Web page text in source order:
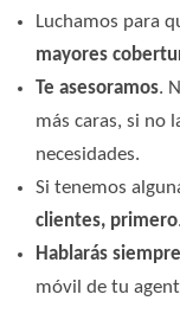
Luchamos para
mayores
Te asesoramos.
más caras, si no
necesidades.
Si tenemos
clientes, primero.
Hablarás
móvil de tu